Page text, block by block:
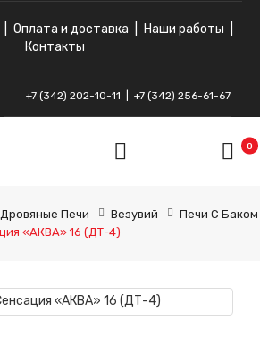
Оплата и доставка Наши работы
Контакты
+7 (342) 202-10-11 +7 (342) 256-61-67
0
Дровяные Печи Везувий
Печи С Баком
«АКВА» 16 (ДТ-4)